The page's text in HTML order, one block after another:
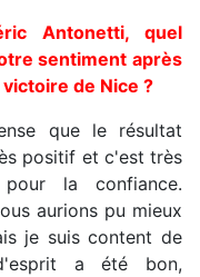
Antonetti, quel
sentiment après
de Nice ?
que le résultat
positif et c'est très
la confiance.
aurions pu mieux
je suis content de
a été bon,